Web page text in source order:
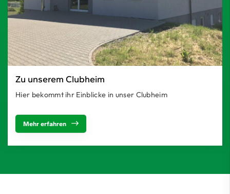
Zu unserem Clubheim
Hier bekommt ihr Einblicke in unser Clubheim
Mehr erfahren